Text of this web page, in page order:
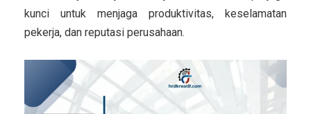
kunci untuk menjaga produktivitas, keselamatan
pekerja, dan reputasi perusahaan.